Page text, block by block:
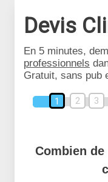
Devis
En 5 minutes,
professionnels
Gratuit, sans pub
1 2 3
Combien